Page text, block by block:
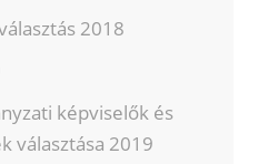
2018
képviselők és
választása 2019